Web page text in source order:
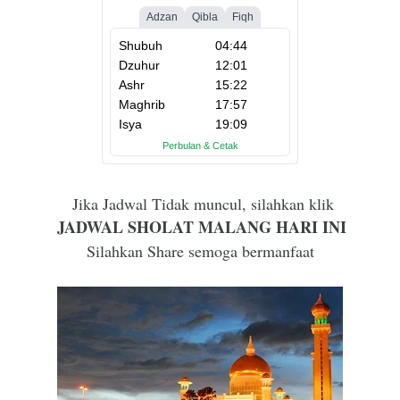
Jika Jadwal Tidak muncul, silahkan klik
JADWAL SHOLAT MALANG HARI INI
Silahkan Share semoga bermanfaat